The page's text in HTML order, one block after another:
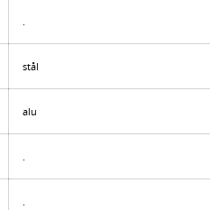
.
stål
alu
.
.